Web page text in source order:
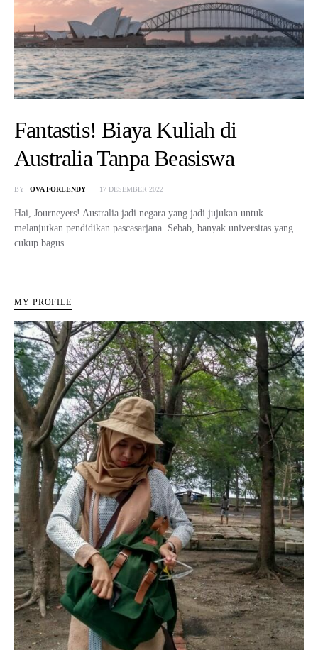
Fantastis! Biaya Kuliah di
Australia Tanpa Beasiswa
BY OVA FORLENDY 17 DESEMBER 2022
Hai, Journeyers! Australia jadi negara yang jadi jujukan untuk
melanjutkan pendidikan pascasarjana. Sebab, banyak universitas yang
cukup bagus…
MY PROFILE